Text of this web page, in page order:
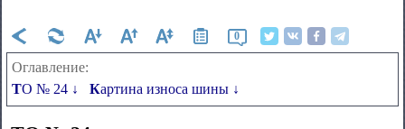
0
Оглавление:
ТО № 24 ↓
Картина износа шины ↓